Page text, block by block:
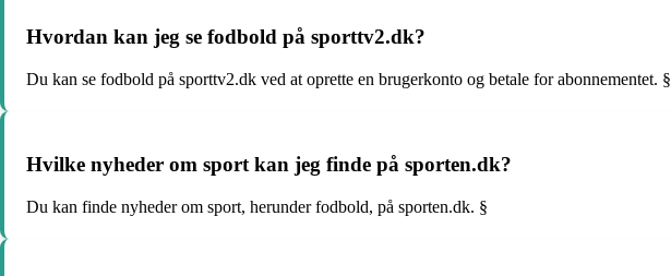
Hvordan kan jeg se fodbold på sporttv2.dk?
Du kan se fodbold på sporttv2.dk ved at oprette en brugerkonto og betale for abonnementet. §
Hvilke nyheder om sport kan jeg finde på sporten.dk?
Du kan finde nyheder om sport, herunder fodbold, på sporten.dk. §